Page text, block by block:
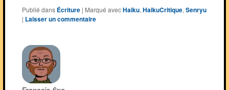
Publié dans Écriture | Marqué avec Haiku, HaikuCritique, Senryu
| Laisser un commentaire